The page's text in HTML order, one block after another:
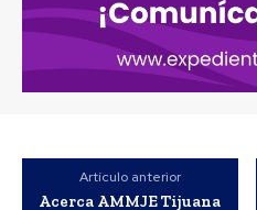
Artículo anterior
Acerca AMMJE Tijuana